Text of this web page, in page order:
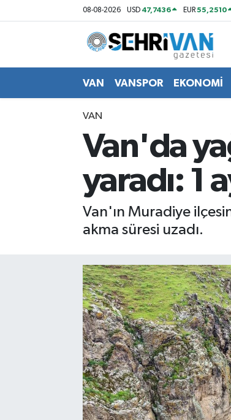
08-08-2026 USD 47,7436 EUR55,2510
VAN VANSPOR EKONOMİ
VAN
Van'da
yaradı: 1
Van'ın Muradiye
akma süresi uzadı.
Van Nöbetçi Eczaneler
Van Hava Durumu
Van Trafik Yoğunluk Haritası
Süper Lig Puan Durumu ve Fikstür
Son Dakika Haberleri
Haber Arşivi